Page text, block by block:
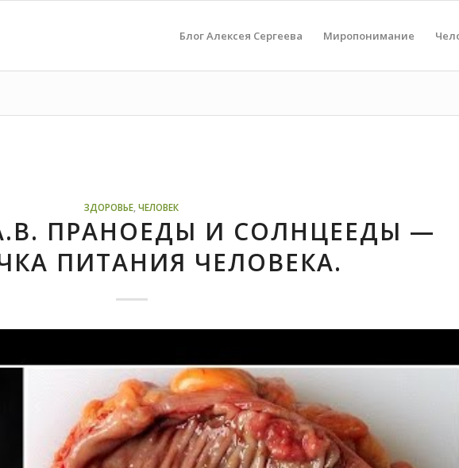
Блог Алексея Сергеева Миропонимание
ЗДОРОВЬЕ ,ЧЕЛОВЕК
ПРАНОЕДЫ И СОЛНЦЕЕДЫ —
ПИТАНИЯ ЧЕЛОВЕКА.